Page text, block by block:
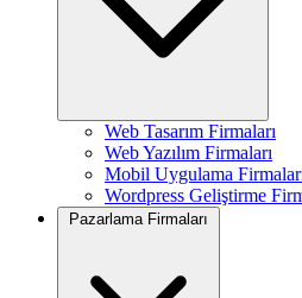
Web Tasarım Firmaları
Web Yazılım Firmaları
Mobil Uygulama
Wordpress Geliştirme
Pazarlama Firmaları